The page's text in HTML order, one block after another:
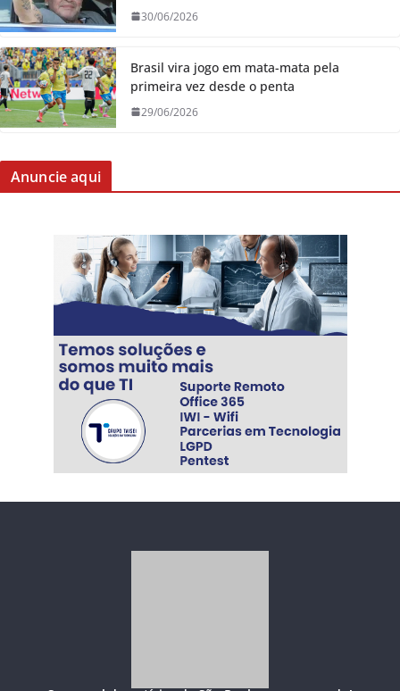
30/06/2026
Brasil vira jogo em mata-mata pela
primeira vez desde o penta
29/06/2026
Anuncie aqui